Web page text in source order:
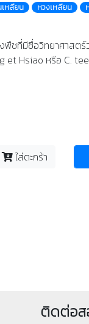
เหลียน หวงเหลียน
พืชที่มีชื่อวิทยาศาสต
et Hsiao หรือ C.
ใส่ตะกร้า
ติดต่อส